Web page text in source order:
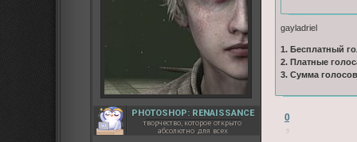
PHOTOSHOP: RENAISSANCE
творчество, которое открыто
абсолютно для всех
gayladriel
1. Бесплатный
2. Платные
3. Сумма
0